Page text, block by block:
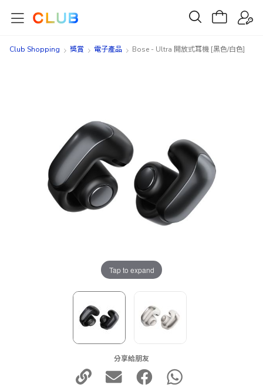
Club Shopping 獎賞 電子產品 Bose - Ultra 開放式耳機 [黑色/白色]
Tap to expand
分享給朋友